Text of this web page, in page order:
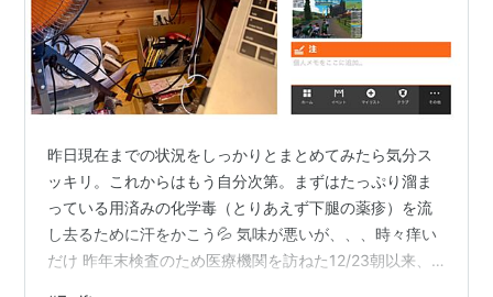
昨日現在までの状況をしっかりとまとめてみたら気分ス
ッキリ。これからはもう自分次第。まずはたっぷり溜ま
っている用済みの化学毒（とりあえず下腿の薬疹）を流
し去るために汗をかこう💦 気味が悪いが、、、時々痒い
だけ 昨年末検査のため医療機関を訪ねた12/23朝以来、4